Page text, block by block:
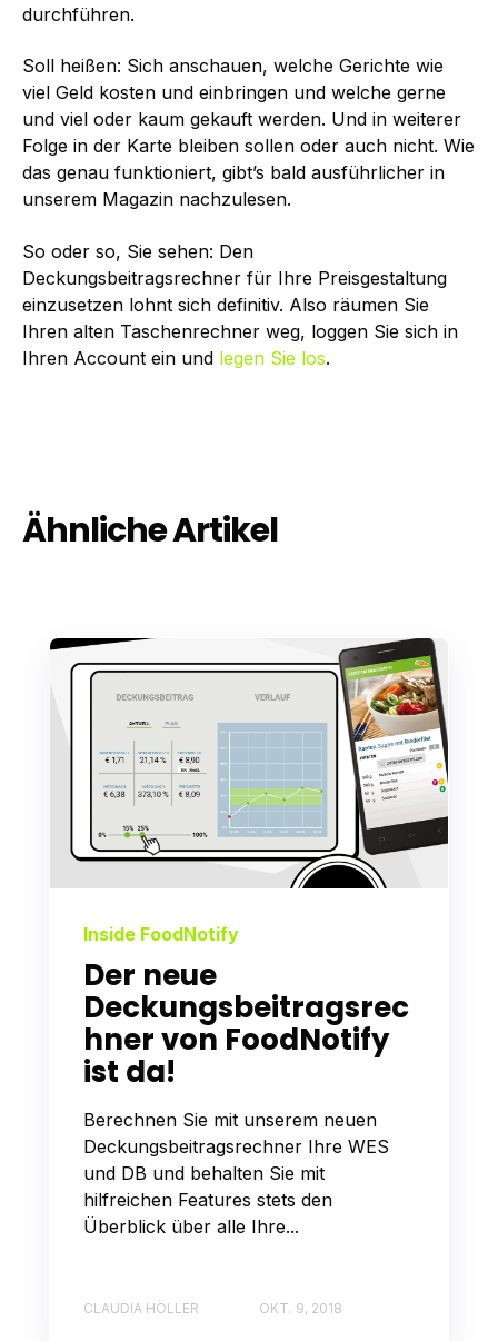
durchführen.
Soll heißen: Sich anschauen, welche Gerichte wie
viel Geld kosten und einbringen und welche gerne
und viel oder kaum gekauft werden. Und in weiterer
Folge in der Karte bleiben sollen oder auch nicht. Wie
das genau funktioniert, gibt’s bald ausführlicher in
unserem Magazin nachzulesen.
So oder so, Sie sehen: Den
Deckungsbeitragsrechner für Ihre Preisgestaltung
einzusetzen lohnt sich definitiv. Also räumen Sie
Ihren alten Taschenrechner weg, loggen Sie sich in
Ihren Account ein und legen Sie los.
Ähnliche Artikel
Inside FoodNotify
Der neue
Deckungsbeitragsrec
hner von FoodNotify
ist da!
Berechnen Sie mit unserem neuen
Deckungsbeitragsrechner Ihre WES
und DB und behalten Sie mit
hilfreichen Features stets den
Überblick über alle Ihre...
CLAUDIA HÖLLER OKT. 9, 2018